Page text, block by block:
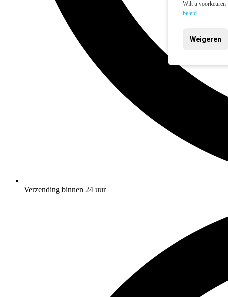
Wilt u voorkeuren
beleid.
Weigeren
Verzending binnen 24 uur